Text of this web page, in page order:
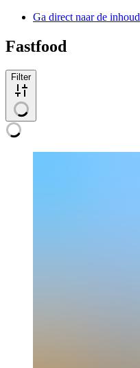
Ga direct naar de inhoud
Fastfood
Filter